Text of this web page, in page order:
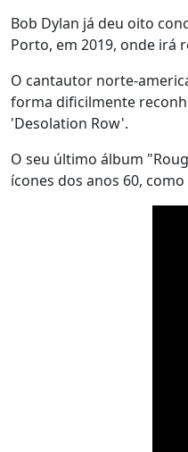
Bob Dylan já deu oito
Porto, em 2019, onde irá
O cantautor norte-
forma dificilmente
'Desolation Row'.
O seu último álbum
ícones dos anos 60,